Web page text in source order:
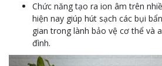
Chức năng tạo ra ion âm trên
hiện nay giúp hút sạch các bụi
gian trong lành bảo vệ cơ thể và
đình.